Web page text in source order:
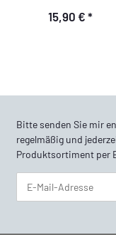
15,90 € *
Bitte senden Sie mir
regelmäßig und
Produktsortiment per